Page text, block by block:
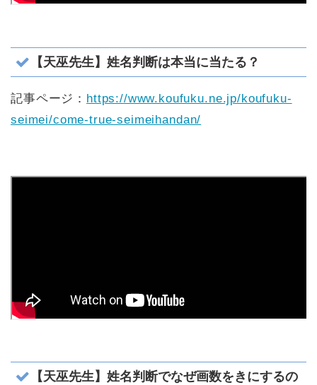
【天巫先生】姓名判断は本当に当たる？
記事ページ： https://www.koufuku.ne.jp/koufuku-
seimei/come-true-seimeihandan/
【天巫先生】姓名判断でなぜ画数をきにするの